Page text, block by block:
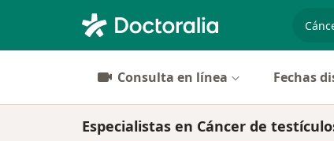
Consulta en línea Fechas
Especialistas en Cáncer de